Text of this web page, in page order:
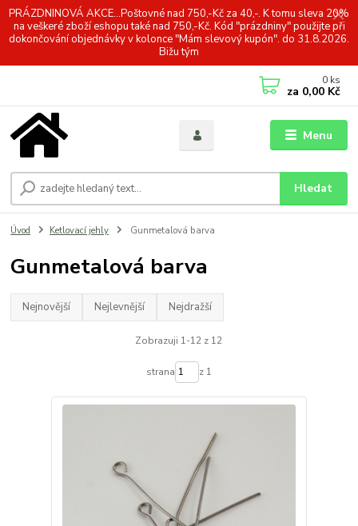
PRÁZDNINOVÁ AKCE...Poštovné nad 750,-Kč za 40,-. K tomu sleva 20%
na veškeré zboží eshopu také nad 750,-Kč. Kód "prázdniny" použijte při
dokončování objednávky v kolonce "Mám slevový kupón". do 31.8.2026.
Bižu tým
Menu
Hledat
0 ks
za 0,00 Kč
Úvod Ketlovací jehly Gunmetalová barva
Gunmetalová barva
Nejnovější Nejlevnější Nejdražší
Zobrazuji 1-12 z 12
strana z 1